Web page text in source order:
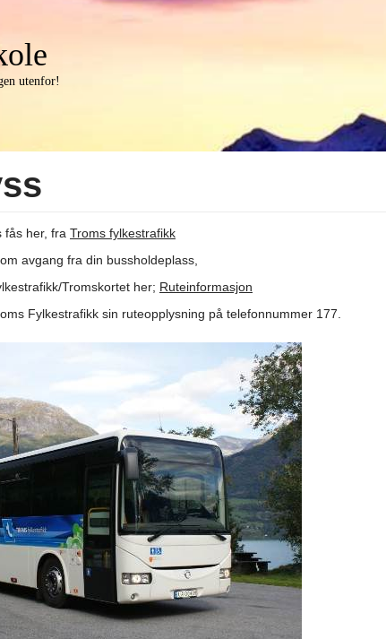
utenfor!
fås her, fra Troms fylkestrafikk
avgang fra din bussholdeplass,
Tromskortet her; Ruteinformasjon
Fylkestrafikk sin ruteopplysning på telefonnummer 177.